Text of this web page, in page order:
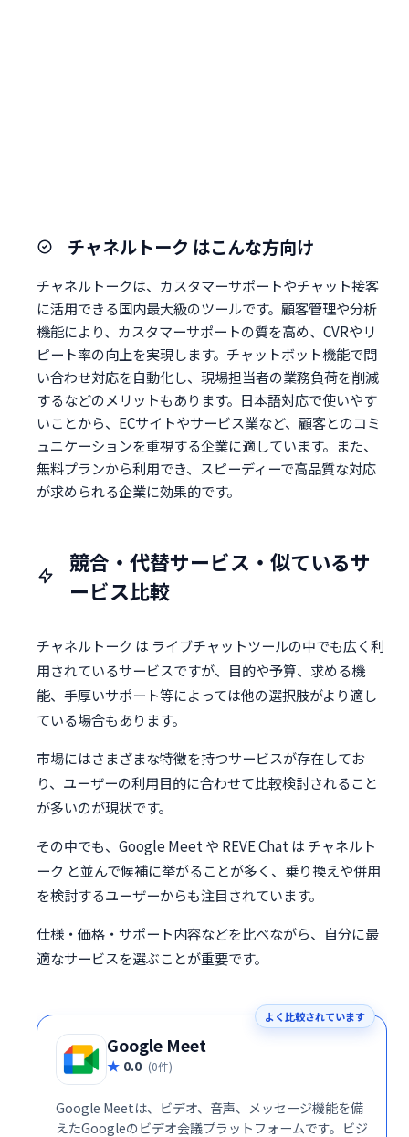
チャネルトーク はこんな方向け
チャネルトークは、カスタマーサポートやチャット接客
に活用できる国内最大級のツールです。顧客管理や分析
機能により、カスタマーサポートの質を高め、CVRやリ
ピート率の向上を実現します。チャットボット機能で問
い合わせ対応を自動化し、現場担当者の業務負荷を削減
するなどのメリットもあります。日本語対応で使いやす
いことから、ECサイトやサービス業など、顧客とのコミ
ュニケーションを重視する企業に適しています。また、
無料プランから利用でき、スピーディーで高品質な対応
が求められる企業に効果的です。
競合・代替サービス・似ているサ
ービス比較
チャネルトーク は ライブチャットツールの中でも広く利
用されているサービスですが、目的や予算、求める機
能、手厚いサポート等によっては他の選択肢がより適し
ている場合もあります。
市場にはさまざまな特徴を持つサービスが存在してお
り、ユーザーの利用目的に合わせて比較検討されること
が多いのが現状です。
その中でも、Google Meet や REVE Chat は チャネルト
ーク と並んで候補に挙がることが多く、乗り換えや併用
を検討するユーザーからも注目されています。
仕様・価格・サポート内容などを比べながら、自分に最
適なサービスを選ぶことが重要です。
よく比較されています
Google Meet
0.0 (0件)
Google Meetは、ビデオ、音声、メッセージ機能を備
えたGoogleのビデオ会議プラットフォームです。ビジ